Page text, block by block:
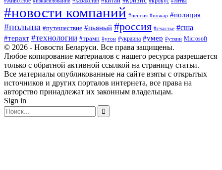
#новости компаний #пенсия #пожар #полиция
#польша #путешествие #пьяный #россия #счастье #сша
#теракт #технологии #трамп #угон #украина #умер #уткин Microsoft
© 2026 - Новости Беларуси. Все права защищены.
Любое копирование материалов с нашего ресурса разрешается
только с обратной активной ссылкой на страницу статьи.
Все материалы опубликованные на сайте взяты с открытых
источников и других порталов интернета, все права на
авторство принадлежат их законным владельцам.
Sign in